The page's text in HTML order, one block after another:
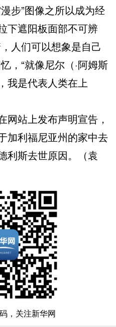
步”图像之所以成为经
下遮阳板面部不可辨
人们可以想象是自己
，“就像尼尔（·阿姆斯
我是代表人类在上
站上发布声明宣告，
加利福尼亚州的家中去
利斯去世原因。（袁
，关注新华网